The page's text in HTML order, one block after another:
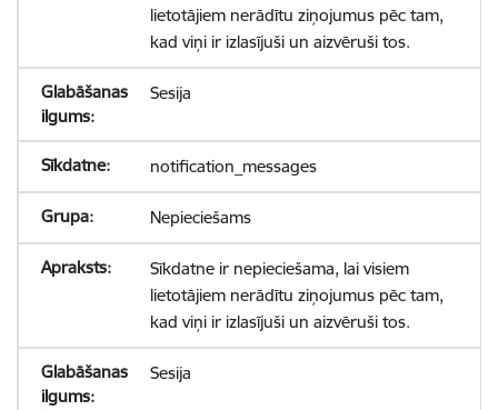
lietotājiem nerādītu ziņojumus pēc tam,
kad viņi ir izlasījuši un aizvēruši tos.
Sesija
notification_messages
Nepieciešams
Sīkdatne ir nepieciešama, lai visiem
lietotājiem nerādītu ziņojumus pēc tam,
kad viņi ir izlasījuši un aizvēruši tos.
Sesija